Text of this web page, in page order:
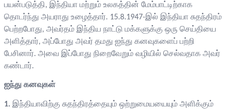
பயன்படுத்தி, இந்தியா மற்றும் உலகத்தின் மேம்பாட்டிற்காக
தொடர்ந்து அயராது உழைத்தார். 15.8.1947-இல் இந்தியா சுதந்திரம்
பெற்றபோது, அவர்தம் இந்திய நாட்டு மக்களுக்கு ஒரு செய்தியை
அளித்தார், அப்போது அவர் தமது ஐந்து கனவுகளைப் பற்றி
பேசினார். அவை இப்போது நிறைவேறும் வழியில் செல்வதாக அவர்
கண்டார்.
ஐந்து கனவுகள்
1. இந்தியாவிற்கு சுதந்திரத்தையும் ஒற்றுமையயையும் அளிக்கும்